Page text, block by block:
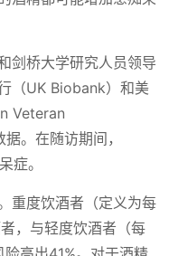
剑桥大学研究人员领导
（UK Biobank）和美
Veteran
。在随访期间，
症。
重度饮酒者（定义为每
，与轻度饮酒者（每